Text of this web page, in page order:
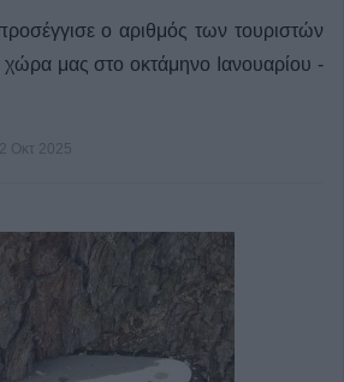
ο αριθμός των τουριστών
μας στο οκτάμηνο Ιανουαρίου -
Οκτ 2025